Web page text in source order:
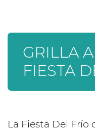
GRILLA
FIESTA
La Fiesta Del Frío